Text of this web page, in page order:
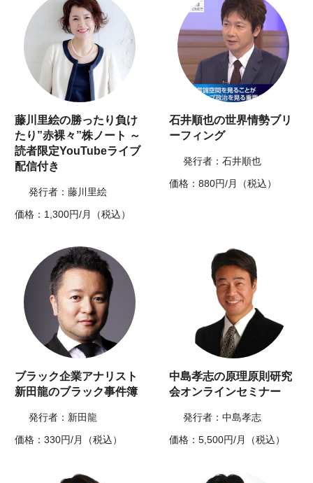
藤川里絵の勝ったり負け
たり”赤裸々”株ノート ～
読者限定YouTubeライブ
配信付き
発行者：藤川里絵
価格：1,300円/月（税込）
石井順也の世界情勢ブリ
ーフィング
発行者：石井順也
価格：880円/月（税込）
ブラック企業アナリスト
新田龍のブラック事件簿
発行者：新田龍
価格：330円/月（税込）
中島孝志の原理原則研究
会オンラインセミナー
発行者：中島孝志
価格：5,500円/月（税込）